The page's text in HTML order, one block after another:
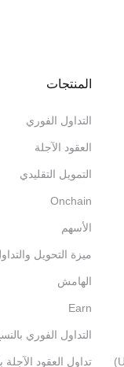
المنتجات
التداول الفوري
العقود الآجلة
التمويل التقليدي
Onchain
الأسهم
ميزة التحويل
الهامش
Earn
التداول الفوري
تداول العقود الآجلة